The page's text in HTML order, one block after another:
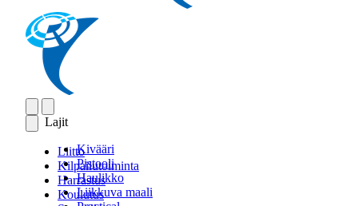
Lajit
Kivääri
Pistooli
Haulikko
Liikkuva maali
Liitto
Kilpailutoiminta
Harrastus
Koulutus